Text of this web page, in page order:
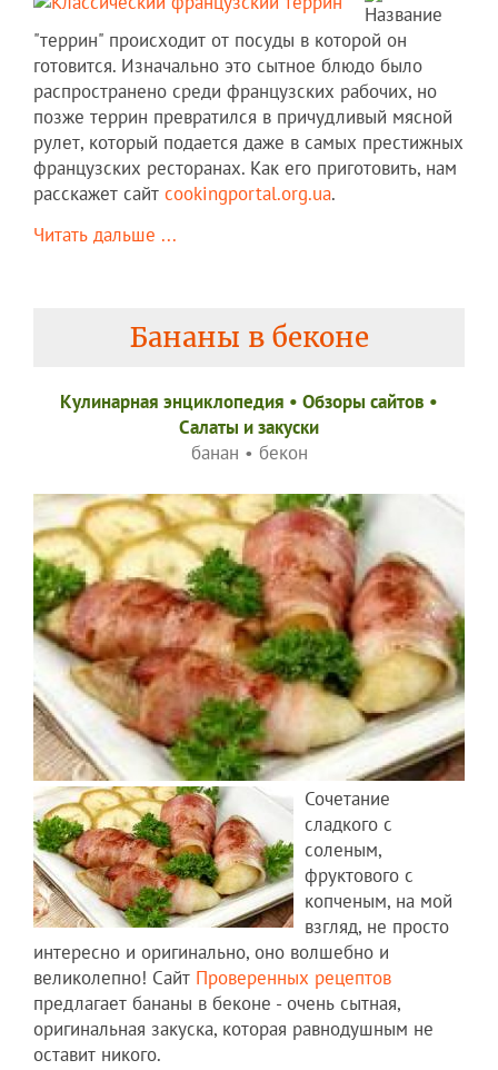
Название
"террин" происходит от посуды в которой он
готовится. Изначально это сытное блюдо было
распространено среди французских рабочих, но
позже террин превратился в причудливый мясной
рулет, который подается даже в самых престижных
французских ресторанах. Как его приготовить, нам
расскажет сайт cookingportal.org.ua.
Читать дальше ...
Бананы в беконе
Кулинарная энциклопедия • Обзоры сайтов •
Салаты и закуски
банан • бекон
Сочетание
сладкого с
соленым,
фруктового с
копченым, на мой
взгляд, не просто
интересно и оригинально, оно волшебно и
великолепно! Сайт Проверенных рецептов
предлагает бананы в беконе - очень сытная,
оригинальная закуска, которая равнодушным не
оставит никого.